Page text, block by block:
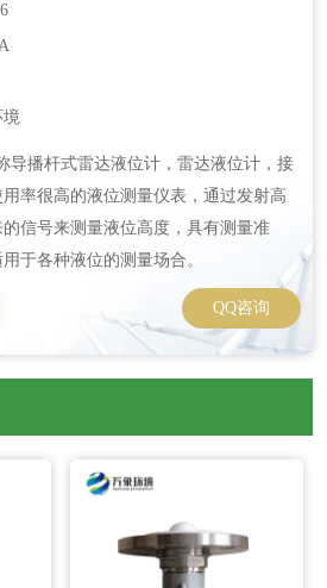
境
导播杆式雷达液位计，雷达液位计，接
率很高的液位测量仪表，通过发射高
信号来测量液位高度，具有测量准
于各种液位的测量场合。
QQ咨询